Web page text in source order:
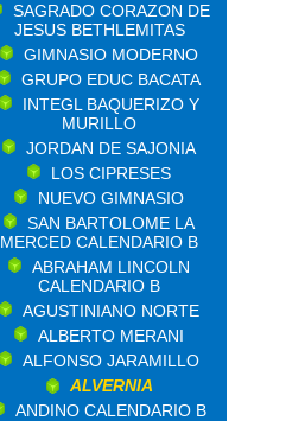
SAGRADO CORAZON DE
JESUS BETHLEMITAS
GIMNASIO MODERNO
GRUPO EDUC BACATA
INTEGL BAQUERIZO Y
MURILLO
JORDAN DE SAJONIA
LOS CIPRESES
NUEVO GIMNASIO
SAN BARTOLOME LA
MERCED CALENDARIO B
ABRAHAM LINCOLN
CALENDARIO B
AGUSTINIANO NORTE
ALBERTO MERANI
ALFONSO JARAMILLO
ALVERNIA
ANDINO CALENDARIO B